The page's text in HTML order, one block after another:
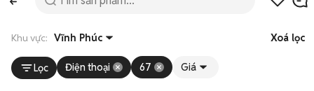
Khu vực: Vĩnh Phúc Xoá lọc
Lọc Điện thoại 67 Giá